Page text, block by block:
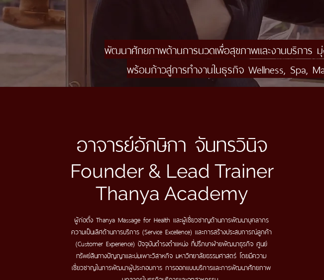
พัฒนาศักยภาพด้านการนวดเพื่อสุขภาพและงานบริการ มุ่
พร้อมก้าวสู่การทำงานในธุรกิจ Wellness, Spa,
อาจารย์อักษิกา จันทรวินิจ
Founder & Lead Trainer
Thanya Academy
ผู้ก่อตั้ง Thanya Massage for Health และผู้เชี่ยวชาญด้านการพัฒนาบุคลากร
ความเป็นเลิศด้านการบริการ (Service Excellence) และการสร้างประสบการณ์ลูกค้า
(Customer Experience) ปัจจุบันดำรงตำแหน่ง ที่ปรึกษาฝ่ายพัฒนาธุรกิจ ศูนย์
ทรัพย์สินทางปัญญาและบ่มเพาะวิสาหกิจ มหาวิทยาลัยธรรมศาสตร์ โดยมีความ
เชี่ยวชาญในการพัฒนาผู้ประกอบการ การออกแบบบริการและการพัฒนาศักยภาพ